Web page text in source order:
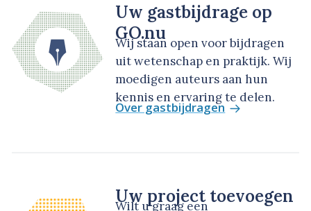
Uw gastbijdrage op
GO.nu
Wij staan open voor bijdragen
uit wetenschap en praktijk. Wij
moedigen auteurs aan hun
kennis en ervaring te delen.
Over gastbijdragen
Uw project toevoegen
Wilt u graag een